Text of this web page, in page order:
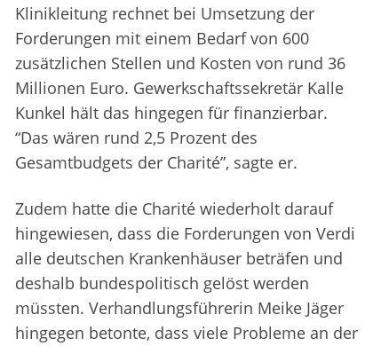
Klinikleitung rechnet bei Umsetzung der
Forderungen mit einem Bedarf von 600
zusätzlichen Stellen und Kosten von rund 36
Millionen Euro. Gewerkschaftssekretär Kalle
Kunkel hält das hingegen für finanzierbar.
“Das wären rund 2,5 Prozent des
Gesamtbudgets der Charité”, sagte er.
Zudem hatte die Charité wiederholt darauf
hingewiesen, dass die Forderungen von Verdi
alle deutschen Krankenhäuser beträfen und
deshalb bundespolitisch gelöst werden
müssten. Verhandlungsführerin Meike Jäger
hingegen betonte, dass viele Probleme an der